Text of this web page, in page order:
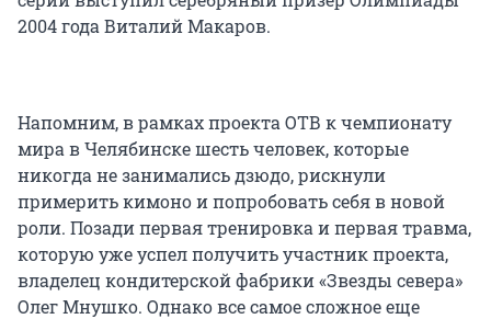
2004 года Виталий Макаров.
Напомним, в рамках проекта ОТВ к чемпионату
мира в Челябинске шесть человек, которые
никогда не занимались дзюдо, рискнули
примерить кимоно и попробовать себя в новой
роли. Позади первая тренировка и первая травма,
которую уже успел получить участник проекта,
владелец кондитерской фабрики «Звезды севера»
Олег Мнушко. Однако все самое сложное еще